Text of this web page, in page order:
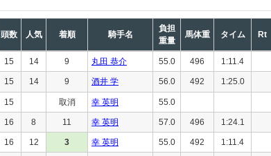
頭数 人気 着順 騎手名
負担
重量
馬体重 タイム Rt
15 14 9 丸田 恭介 55.0 496 1:11.4
15 14 9 酒井 学 56.0 492 1:25.0
15 取消 幸 英明 55.0
16 8 11 幸 英明 57.0 496 1:24.1
16 12 3 幸 英明 55.0 492 1:11.4